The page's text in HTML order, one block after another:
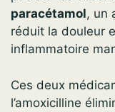
paracétamol, un
réduit la douleur
inflammatoire
Ces deux
l’amoxicilline